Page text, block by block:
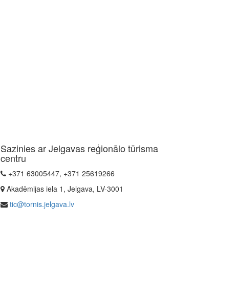
Sazinies ar Jelgavas reģionālo tūrisma
centru
+371 63005447, +371 25619266
Akadēmijas iela 1, Jelgava, LV-3001
tic@tornis.jelgava.lv